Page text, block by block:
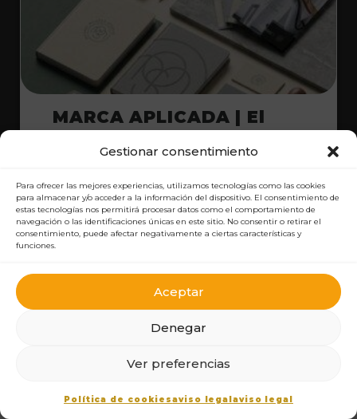
Gestionar consentimiento
Para ofrecer las mejores experiencias, utilizamos tecnologías como las cookies
para almacenar y/o acceder a la información del dispositivo. El consentimiento de
estas tecnologías nos permitirá procesar datos como el comportamiento de
navegación o las identificaciones únicas en este sitio. No consentir o retirar el
consentimiento, puede afectar negativamente a ciertas características y
funciones.
Aceptar
Denegar
Ver preferencias
Política de cookiesaviso legalaviso legal
MARCA APLICADA | El
Completo Para Empezar
VER DETALLE Y PRECIO